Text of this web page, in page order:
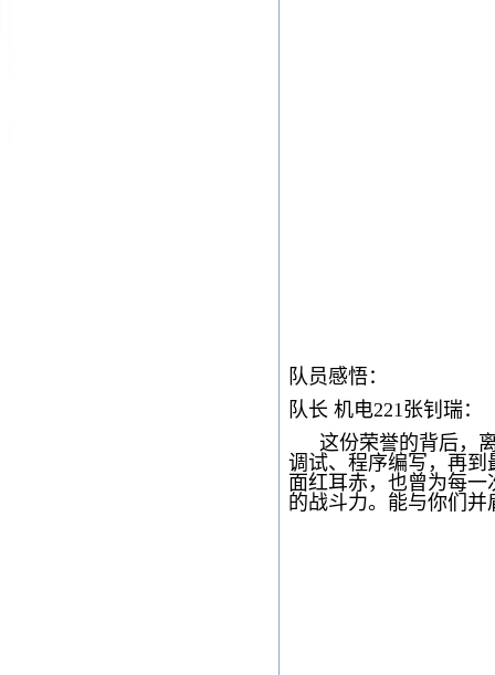
队员感悟：
队长 机电221张钊瑞：
这份荣誉的背后，
调试、程序编写，再
面红耳赤，也曾为每
的战斗力。能与你们